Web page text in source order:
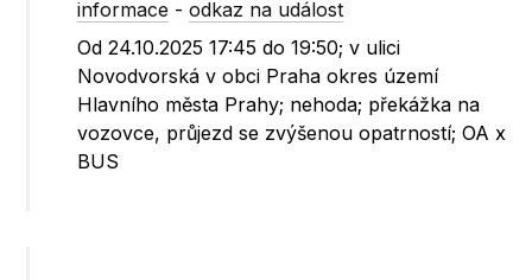
informace -odkaz na událost
Od 24.10.2025 17:45 do 19:50; v ulici
Novodvorská v obci Praha okres území
Hlavního města Prahy; nehoda; překážka na
vozovce, průjezd se zvýšenou opatrností; OA x
BUS